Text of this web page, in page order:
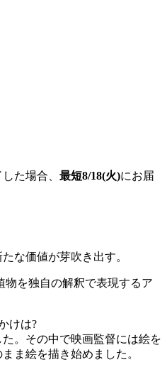
た場合、 最短8/18(火)にお届
な価値が芽吹き出す。
物を独自の解釈で表現するア
けは?
。その中で映画監督には絵を
ま絵を描き始めました。